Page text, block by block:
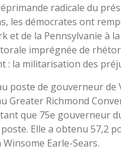
radicale du
les démocrates ont
et de la Pennsylvanie à
imprégnée de
: la militarisation des
poste de gouverneur de
Greater Richmond
que 75e gouverneur
Elle a obtenu 57,2
Earle-Sears.